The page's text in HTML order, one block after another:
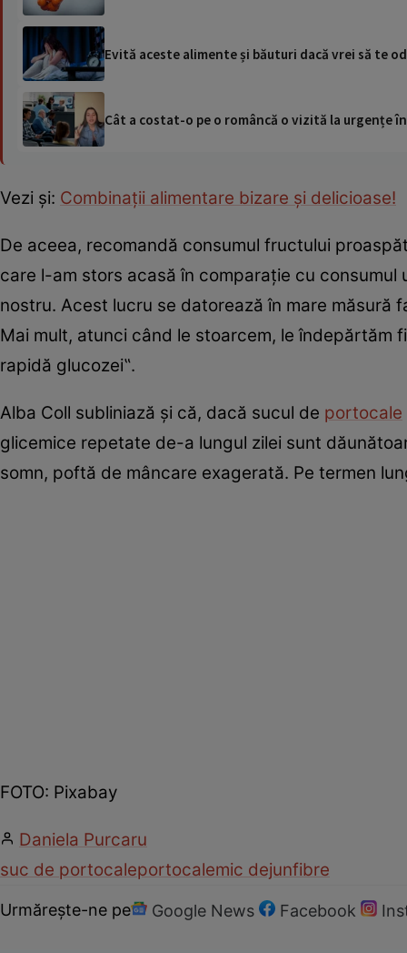
Evită aceste alimente și băuturi dacă vrei să te
Cât a costat-o pe o româncă o vizită la urgențe
Vezi şi: Combinaţii alimentare bizare şi delicioase!
De aceea, recomandă consumul fructului
care l-am stors acasă în comparație cu
nostru. Acest lucru se datorează în mare măsură
Mai mult, atunci când le stoarcem, le
rapidă glucozei‟.
Alba Coll subliniază şi că, dacă sucul de portocale
glicemice repetate de-a lungul zilei sunt
somn, poftă de mâncare exagerată. Pe termen
FOTO: Pixabay
Daniela Purcaru
suc de portocaleportocalemic dejunfibre
Urmărește-ne pe Google News Facebook